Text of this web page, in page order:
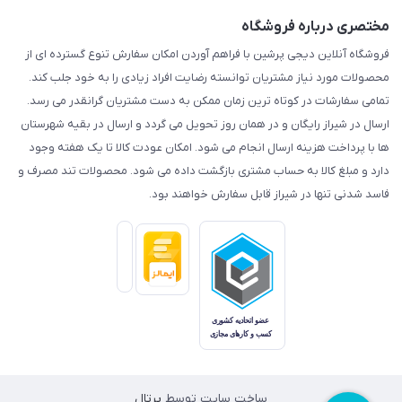
مختصری درباره فروشگاه
فروشگاه آنلاین دیجی پرشین با فراهم آوردن امکان سفارش تنوع گسترده ای از
محصولات مورد نیاز مشتریان توانسته رضایت افراد زیادی را به خود جلب کند.
تمامی سفارشات در کوتاه ترین زمان ممکن به دست مشتریان گرانقدر می رسد.
ارسال در شیراز رایگان و در همان روز تحویل می گردد و ارسال در بقیه شهرستان
ها با پرداخت هزینه ارسال انجام می شود. امکان عودت کالا تا یک هفته وجود
دارد و مبلغ کالا به حساب مشتری بازگشت داده می شود. محصولات تند مصرف و
فاسد شدنی تنها در شیراز قابل سفارش خواهند بود.